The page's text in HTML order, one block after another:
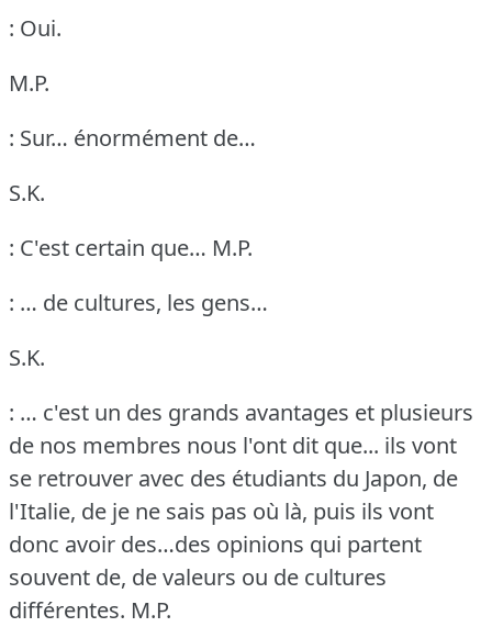
: Oui.
M.P.
: Sur… énormément de…
S.K.
: C'est certain que… M.P.
: … de cultures, les gens…
S.K.
: … c'est un des grands avantages et plusieurs
de nos membres nous l'ont dit que... ils vont
se retrouver avec des étudiants du Japon, de
l'Italie, de je ne sais pas où là, puis ils vont
donc avoir des…des opinions qui partent
souvent de, de valeurs ou de cultures
différentes. M.P.